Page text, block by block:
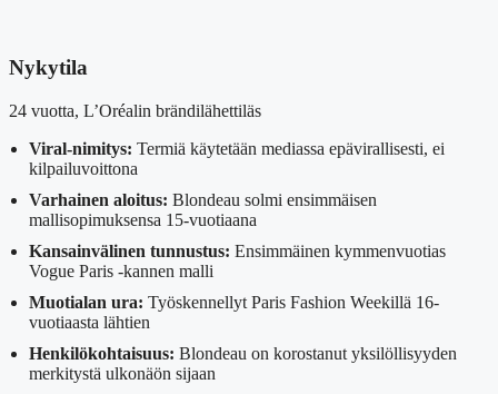
Nykytila
24 vuotta, L’Oréalin brändilähettiläs
Viral-nimitys: Termiä käytetään mediassa epävirallisesti, ei
kilpailuvoittona
Varhainen aloitus: Blondeau solmi ensimmäisen
mallisopimuksensa 15-vuotiaana
Kansainvälinen tunnustus: Ensimmäinen kymmenvuotias
Vogue Paris -kannen malli
Muotialan ura: Työskennellyt Paris Fashion Weekillä 16-
vuotiaasta lähtien
Henkilökohtaisuus: Blondeau on korostanut yksilöllisyyden
merkitystä ulkonäön sijaan